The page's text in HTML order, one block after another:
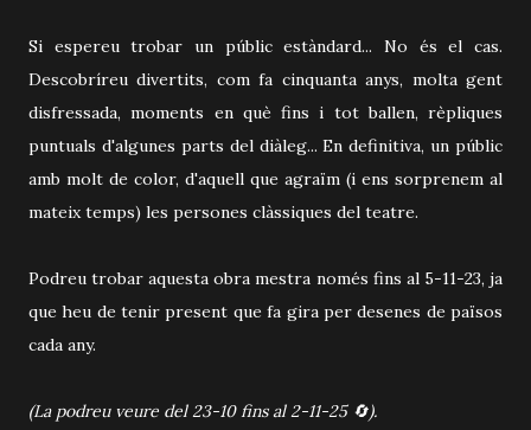
Si espereu trobar un públic estàndard... No és el cas.
Descobríreu divertits, com fa cinquanta anys, molta gent
disfressada, moments en què fins i tot ballen, rèpliques
puntuals d'algunes parts del diàleg... En definitiva, un públic
amb molt de color, d'aquell que agraïm (i ens sorprenem al
mateix temps) les persones clàssiques del teatre.
Podreu trobar aquesta obra mestra només fins al 5-11-23, ja
que heu de tenir present que fa gira per desenes de països
cada any.
(La podreu veure del 23-10 fins al 2-11-25 🔄).